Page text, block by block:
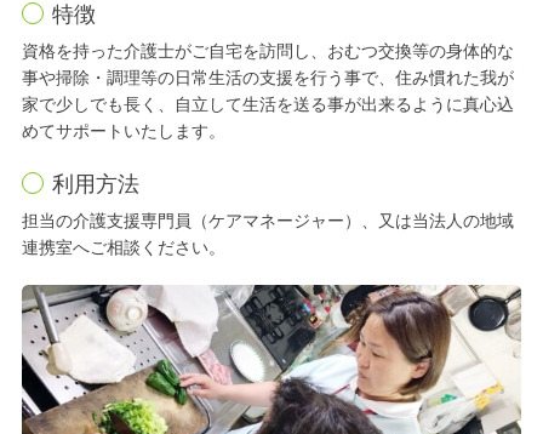
特徴
資格を持った介護士がご自宅を訪問し、おむつ交換等の身体的な
事や掃除・調理等の日常生活の支援を行う事で、住み慣れた我が
家で少しでも長く、自立して生活を送る事が出来るように真心込
めてサポートいたします。
利用方法
担当の介護支援専門員（ケアマネージャー）、又は当法人の地域
連携室へご相談ください。